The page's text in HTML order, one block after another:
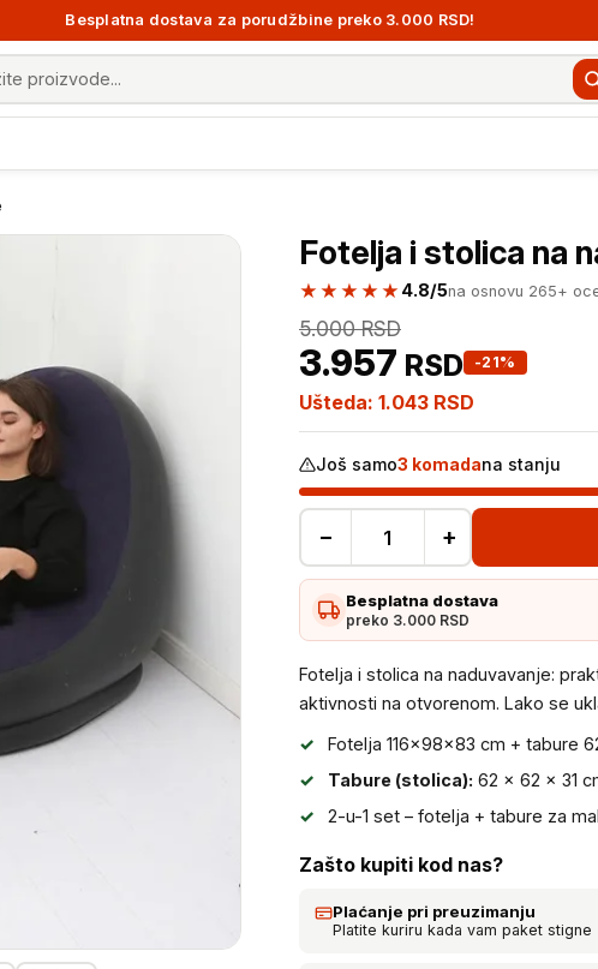
Besplatna dostava za porudžbine preko 3.000 RSD!
Fotelja i stolica na
★★★★★ 4.8/5na osnovu 265+
-21%
3.957 RSD
5.000RSD
Ušteda: 1.043 RSD
Još samo3 komadana stanju
i
stolica
na
naduvavanje
količina
− +
Besplatna dostava
preko 3.000 RSD
Fotelja i stolica na naduvavanje:
aktivnosti na otvorenom. Lako se
Fotelja 116×98×83 cm + tabure
Tabure (stolica): 62 × 62 × 31
2-u-1 set – fotelja + tabure za
Zašto kupiti kod nas?
Plaćanje pri preuzimanju
Platite kuriru kada vam paket stigne